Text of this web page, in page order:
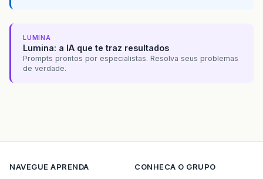
LUMINA
Lumina: a IA que te traz resultados
Prompts prontos por especialistas. Resolva seus problemas
de verdade.
NAVEGUE APRENDA
CONHECA O GRUPO